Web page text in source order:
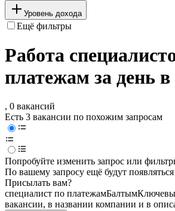
Уровень дохода
Ещё фильтры
Работа
платежам за день
, 0 вакансий
Есть 3 вакансии по похожим запросам
Попробуйте изменить запрос или
По вашему запросу ещё будут
Присылать вам?
специалист по платежамБалтым
вакансии, в названии компании и в